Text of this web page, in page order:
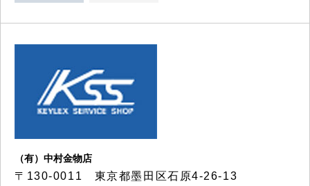
（有）中村金物店
〒130-0011 東京都墨田区石原4-26-13